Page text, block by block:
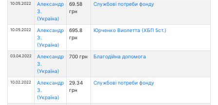
10.05.2022
Александр
З.
(Україна)
69.58
грн
Службові потреби фонду
10.05.2022
Александр
З.
(Україна)
695.8
грн
Юрченко Виолетта (ХБП 5ст.)
03.04.2022
Александр
З.
(Україна)
700 грн Благодійна допомога
10.02.2022
Александр
З.
(Україна)
29.34
грн
Службові потреби фонду